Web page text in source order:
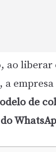
ao liberar
, a
de